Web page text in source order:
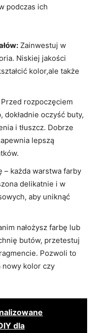
podczas ich
Zainwestuj w
Niskiej jakości
kolor,ale także
Przed rozpoczęciem
dokładnie oczyść buty,
i tłuszcz. Dobrze
lepszą
– każda warstwa farby
delikatnie i w
aby uniknąć
nałożysz farbę lub
butów, przetestuj
Pozwoli to
nowy kolor czy
dla